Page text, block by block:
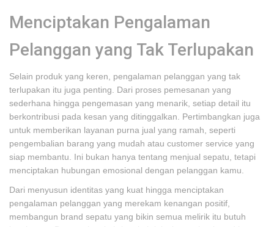
Menciptakan Pengalaman
Pelanggan yang Tak Terlupakan
Selain produk yang keren, pengalaman pelanggan yang tak
terlupakan itu juga penting. Dari proses pemesanan yang
sederhana hingga pengemasan yang menarik, setiap detail itu
berkontribusi pada kesan yang ditinggalkan. Pertimbangkan juga
untuk memberikan layanan purna jual yang ramah, seperti
pengembalian barang yang mudah atau customer service yang
siap membantu. Ini bukan hanya tentang menjual sepatu, tetapi
menciptakan hubungan emosional dengan pelanggan kamu.
Dari menyusun identitas yang kuat hingga menciptakan
pengalaman pelanggan yang merekam kenangan positif,
membangun brand sepatu yang bikin semua melirik itu butuh